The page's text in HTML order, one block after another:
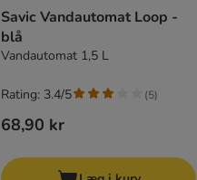
Savic Vandautomat Loop -
blå
Vandautomat 1,5 L
68,90 kr
Rating: 3.4/5 (5)